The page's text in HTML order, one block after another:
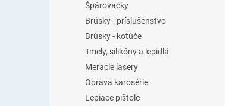
Špárovačky
Brúsky - príslušenstvo
Brúsky - kotúče
Tmely, silikóny a lepidlá
Meracie lasery
Oprava karosérie
Lepiace pištole